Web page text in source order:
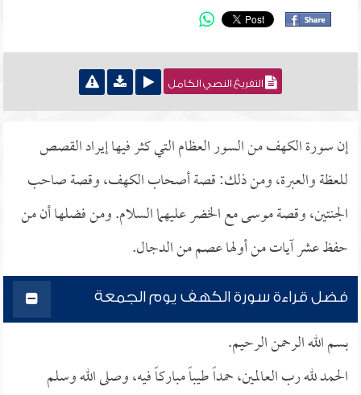
التفريغ النصي الكامل
إن سورة الكهف من السور العظام التي كثر فيها إيراد القصص
للعظة والعبرة، ومن ذلك: قصة أصحاب الكهف، وقصة صاحب
الجنتين، وقصة موسى مع الخضر عليهما السلام. ومن فضلها أن من
حفظ عشر آيات من أولها عصم من الدجال.
فضل قراءة سورة الكهف يوم الجمعة
بسم الله الرحمن الرحيم.
الحمد لله رب العالمين، حمداً طيباً مباركاً فيه، وصلى الله وسلم